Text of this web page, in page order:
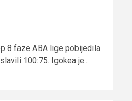
8 faze ABA lige pobijedila
100:75. Igokea je...